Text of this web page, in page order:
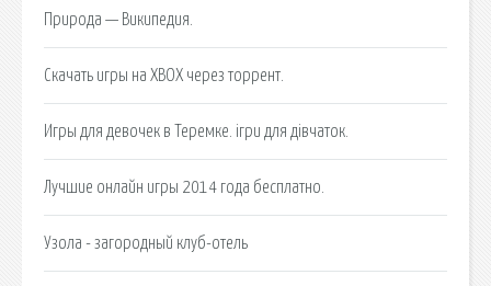
Природа — Википедия.
Скачать игры на XBOX через торрент.
Игры для девочек в Теремке. ігри для дівчаток.
Лучшие онлайн игры 2014 года бесплатно.
Узола - загородный клуб-отель